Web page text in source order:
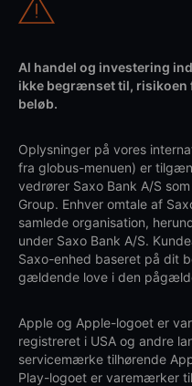
Al handel og investering
ikke begrænset til, risikoen
beløb.
Oplysninger på vores
fra globus-menuen) er
vedrører Saxo Bank A/S
Group. Enhver omtale af
samlede organisation,
under Saxo Bank A/S.
Saxo-enhed baseret på dit
gældende love i den
Apple og Apple-logoet er
registreret i USA og andre
servicemærke tilhørende
Play-logoet er varemærker